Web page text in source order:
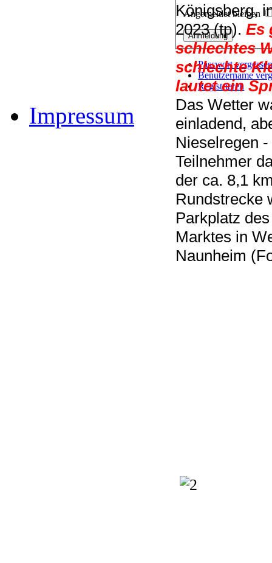
Königsberg,
2023 (tp).Es
schlechtes
schlechte
lautet ein
Das Wetter
einladend,
Nieselregen
Teilnehmer
der ca. 8,1
Rundstrecke
Parkplatz
Marktes in
Naunheim
Angemeldet bleiben
Passwort
Benutzername
Registrieren
Impressum